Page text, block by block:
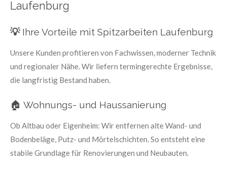
Laufenburg
💡 Ihre Vorteile mit Spitzarbeiten Laufenburg
Unsere Kunden profitieren von Fachwissen, moderner Technik
und regionaler Nähe. Wir liefern termingerechte Ergebnisse,
die langfristig Bestand haben.
🏠 Wohnungs- und Haussanierung
Ob Altbau oder Eigenheim: Wir entfernen alte Wand- und
Bodenbeläge, Putz- und Mörtelschichten. So entsteht eine
stabile Grundlage für Renovierungen und Neubauten.